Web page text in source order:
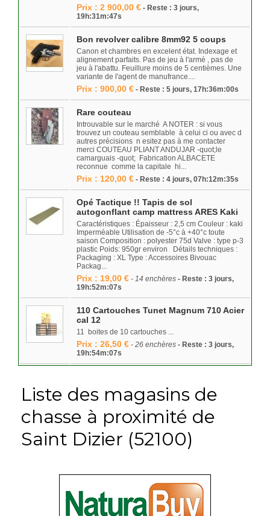
Prix : 2 900,00 € - Reste : 3 jours,
19h:31m:47s
Bon revolver calibre 8mm92 5 coups
Canon et chambres en excelent état. Indexage et
alignement parfaits. Pas de jeu à l'armé , pas de
jeu à l'abattu. Feuillure moins de 5 centièmes. Une
variante de l'agent de manufrance....
Prix : 900,00 € - Reste : 5 jours, 17h:36m:00s
Rare couteau
Introuvable sur le marché A NOTER : si vous
trouvez un couteau semblable à celui ci ou avec d
autres précisions n esitez pas à me contacter
merci COUTEAU PLIANT ANDUJAR -quot;le
camarguais -quot; Fabrication ALBACETE
reconnue comme la capitale hi...
Prix : 120,00 € - Reste : 4 jours, 07h:12m:35s
Opé Tactique !! Tapis de sol
autogonflant camp mattress ARES Kaki
Caractéristiques : Épaisseur : 2,5 cm Couleur : kaki
Imperméable Utilisation de -5°c à +40°c toute
saison Composition : polyester 75d Valve : type p-3
plastic Poids: 950gr environ Détails techniques :
Packaging : XL Type : Accessoires Bivouac
Packag...
Prix : 19,00 € - 14 enchères - Reste : 3 jours,
19h:52m:07s
110 Cartouches Tunet Magnum 710 Acier
cal 12
11 boites de 10 cartouches ...
Prix : 26,50 € - 26 enchères - Reste : 3 jours,
19h:54m:07s
Liste des magasins de
chasse à proximité de
Saint Dizier (52100)